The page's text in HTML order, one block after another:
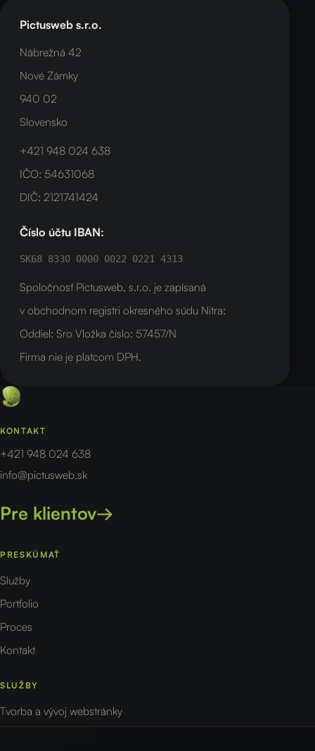
Pictusweb s.r.o.
Nábrežná 42
Nové Zámky
940 02
Slovensko
+421 948 024 638
IČO: 54631068
DIČ: 2121741424
Číslo účtu IBAN:
SK68 8330 0000 0022 0221 4313
Spoločnosť Pictusweb, s.r.o. je zapísaná
v obchodnom registri okresného súdu Nitra:
Oddiel: Sro Vložka číslo: 57457/N
Firma nie je platcom DPH.
KONTAKT
+421 948 024 638
info@pictusweb.sk
Pre klientov→
PRESKÚMAŤ
Služby
Portfolio
Proces
Kontakt
SLUŽBY
Tvorba a vývoj webstránky